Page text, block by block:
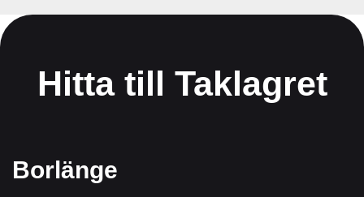
Hitta till Taklagret
Borlänge